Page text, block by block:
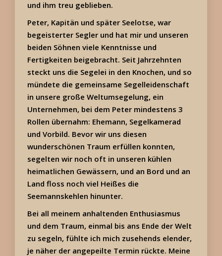
und ihm treu geblieben.
Peter, Kapitän und später Seelotse, war
begeisterter Segler und hat mir und unseren
beiden Söhnen viele Kenntnisse und
Fertigkeiten beigebracht. Seit Jahrzehnten
steckt uns die Segelei in den Knochen, und so
mündete die gemeinsame Segelleidenschaft
in unsere große Weltumsegelung, ein
Unternehmen, bei dem Peter mindestens 3
Rollen übernahm: Ehemann, Segelkamerad
und Vorbild. Bevor wir uns diesen
wunderschönen Traum erfüllen konnten,
segelten wir noch oft in unseren kühlen
heimatlichen Gewässern, und an Bord und an
Land floss noch viel Heißes die
Seemannskehlen hinunter.
Bei all meinem anhaltenden Enthusiasmus
und dem Traum, einmal bis ans Ende der Welt
zu segeln, fühlte ich mich zusehends elender,
je näher der angepeilte Termin rückte. Meine